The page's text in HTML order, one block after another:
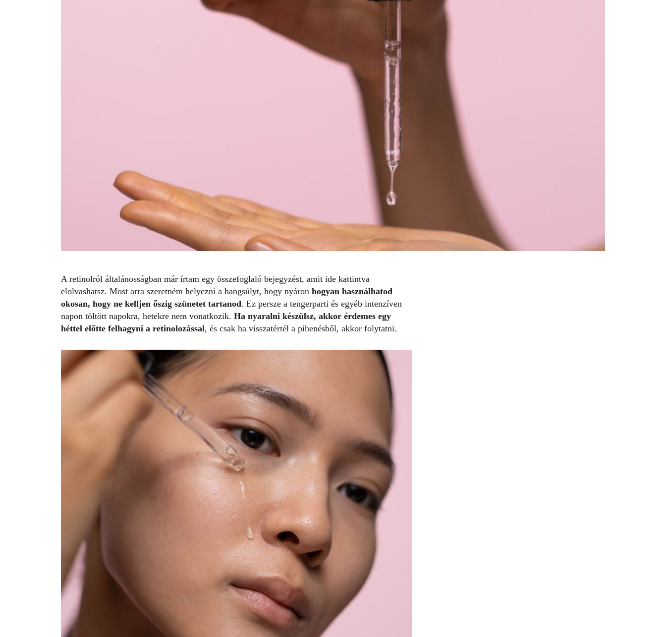
A retinolról általánosságban már írtam egy összefoglaló bejegyzést, amit ide kattintva
elolvashatsz. Most arra szeretném helyezni a hangsúlyt, hogy nyáron hogyan használhatod
okosan, hogy ne kelljen őszig szünetet tartanod. Ez persze a tengerparti és egyéb intenzíven
napon töltött napokra, hetekre nem vonatkozik. Ha nyaralni készülsz, akkor érdemes egy
héttel előtte felhagyni a retinolozással, és csak ha visszatértél a pihenésből, akkor folytatni.